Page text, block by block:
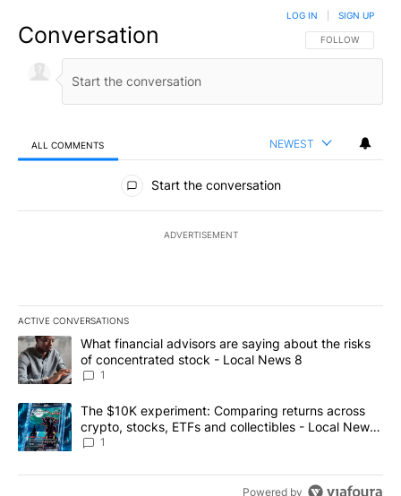
Conversation FOLLOW THIS
FOLLOW
LOG IN SIGN UP
ALL COMMENTS NEWEST
All Comments
Start the conversation
ADVERTISEMENT
ACTIVE CONVERSATIONS
The following is a list of the most commented articles in the last
A trending article titled "What financial advisors are saying
What financial advisors are saying about the risks
of concentrated stock - Local News 8
1
A trending article titled "The $10K experiment: Comparing
The $10K experiment: Comparing returns across
crypto, stocks, ETFs and collectibles - Local News
8
1
Powered by